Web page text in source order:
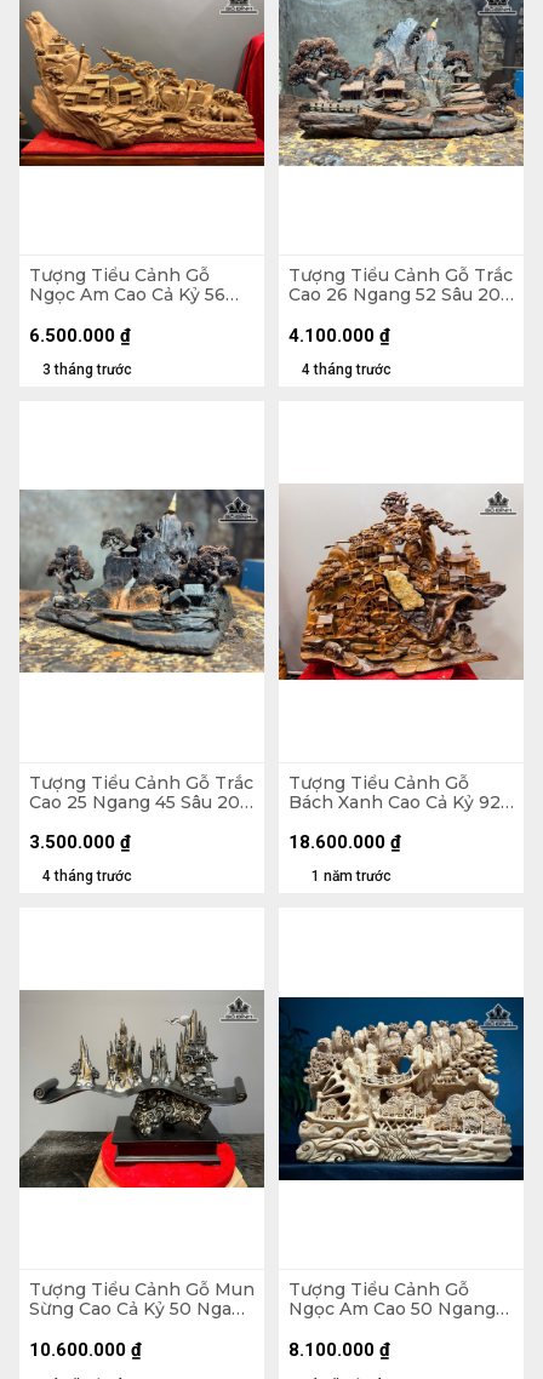
Tượng Tiểu Cảnh Gỗ
Ngọc Am Cao Cả Kỷ 56
Kỷ Cao 10
3 tháng trước
6.500.000 ₫
Tượng Tiểu Cảnh Gỗ Trắc
Cao 26 Ngang 52 Sâu 20
4 tháng trước
4.100.000 ₫
Tượng Tiểu Cảnh Gỗ Trắc
Cao 25 Ngang 45 Sâu 20
4 tháng trước
3.500.000 ₫
Tượng Tiểu Cảnh Gỗ
Bách Xanh Cao Cả Kỷ 92
15 (cm)
1 năm trước
18.600.000 ₫
Tượng Tiểu Cảnh Gỗ Mun
Sừng Cao Cả Kỷ 50 Ngang
10
10.600.000 ₫
Tượng Tiểu Cảnh Gỗ
Ngọc Am Cao 50 Ngang
8.100.000 ₫